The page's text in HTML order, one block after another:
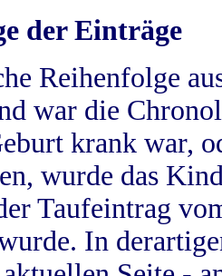
der Einträge
Reihenfolge
war die
krank war,
wurde das
Taufeintrag
In